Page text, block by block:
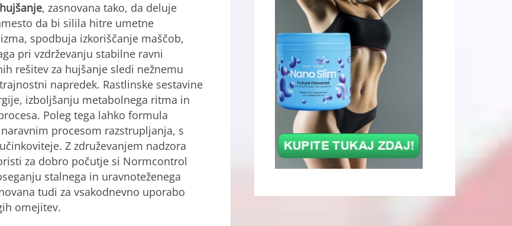
, zasnovana tako, da deluje
da bi silila hitre umetne
spodbuja izkoriščanje maščob,
pri vzdrževanju stabilne ravni
rešitev za hujšanje sledi nežnemu
napredek. Rastlinske sestavine
izboljšanju metabolnega ritma in
Poleg tega lahko formula
procesom razstrupljanja, s
Z združevanjem nadzora
za dobro počutje si Normcontrol
stalnega in uravnoteženega
tudi za vsakodnevno uporabo
omejitev.